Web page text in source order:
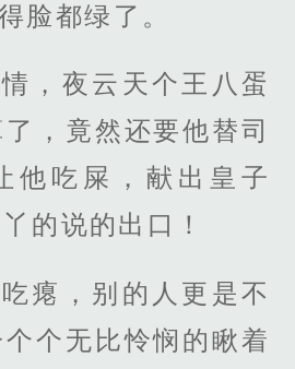
脸都绿了。
，夜云天个王八蛋
，竟然还要他替司
他吃屎，献出皇子
的说的出口！
瘪，别的人更是不
个无比怜悯的瞅着